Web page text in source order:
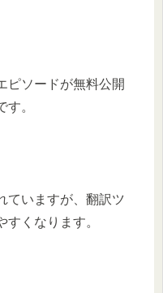
ピソードが無料公開
。​
ていますが、翻訳ツ
くなります。​